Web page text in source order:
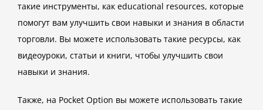
такие инструменты, как educational resources, которые
помогут вам улучшить свои навыки и знания в области
торговли. Вы можете использовать такие ресурсы, как
видеоуроки, статьи и книги, чтобы улучшить свои
навыки и знания.
Также, на Pocket Option вы можете использовать такие